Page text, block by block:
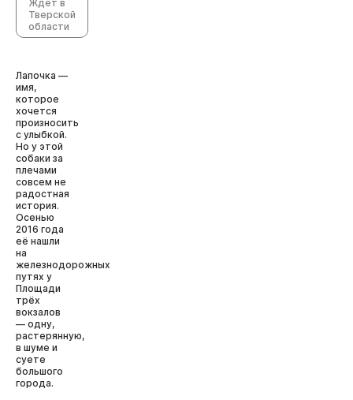
Ждёт в
Тверской
области
Лапочка —
имя,
которое
хочется
произносить
с улыбкой.
Но у этой
собаки за
плечами
совсем не
радостная
история.
Осенью
2016 года
её нашли
на
железнодорожных
путях у
Площади
трёх
вокзалов
— одну,
растерянную,
в шуме и
суете
большого
города.